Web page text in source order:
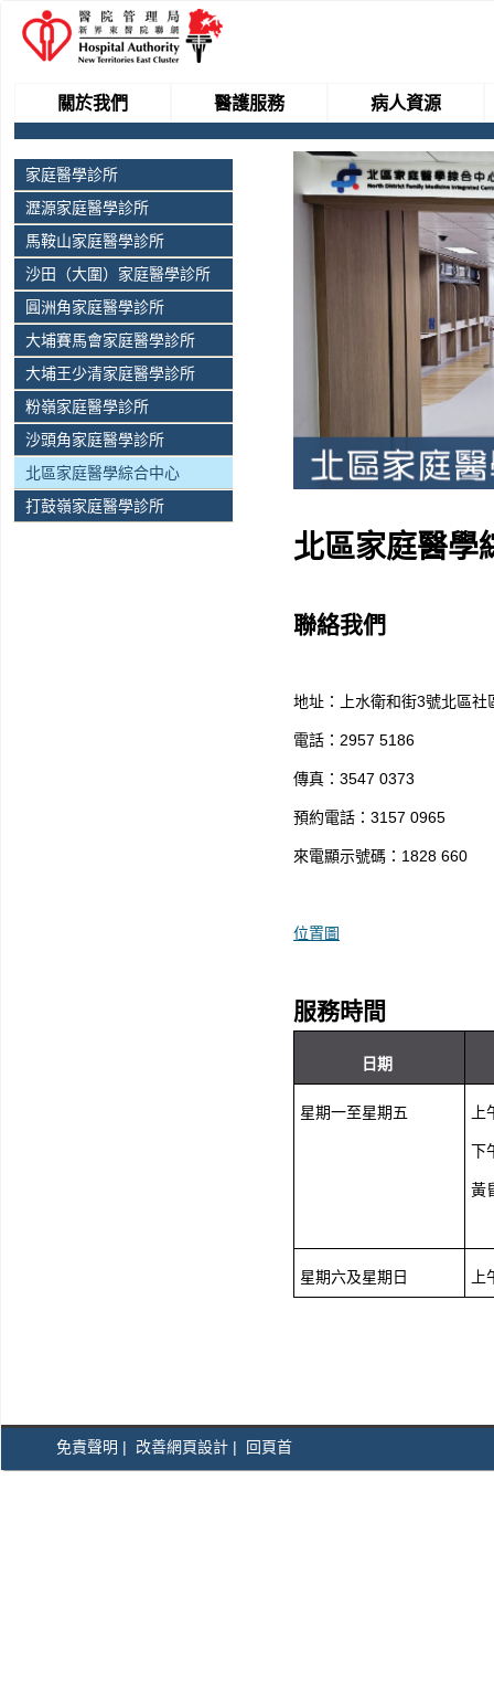
關於我們 醫護服務 病人資源
家庭醫學診所
瀝源家庭醫學診所
馬鞍山家庭醫學診所
沙田（大圍）家庭醫學診所
圓洲角家庭醫學診所
大埔賽馬會家庭醫學診所
大埔王少清家庭醫學診所
粉嶺家庭醫學診所
沙頭角家庭醫學診所
北區家庭醫學綜合中心
打鼓嶺家庭醫學診所
北區家庭醫學
聯絡我們
地址：上水衛和街3號北區社
電話：2957 5186
傳真：3547 0373
預約電話：3157 0965
來電顯示號碼：1828 660
位置圖
服務時間
日期
星期一至星期五
下
黃
星期六及星期日
免責聲明 | 改善網頁設計 | 回頁首